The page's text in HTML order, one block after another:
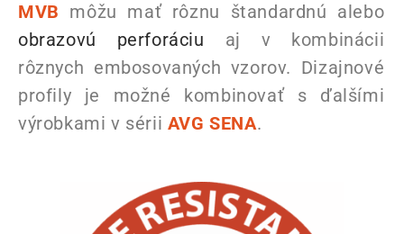
MVB môžu mať rôznu štandardnú alebo
obrazovú perforáciu aj v kombinácii
rôznych embosovaných vzorov. Dizajnové
profily je možné kombinovať s ďalšími
výrobkami v sérii AVG SENA.